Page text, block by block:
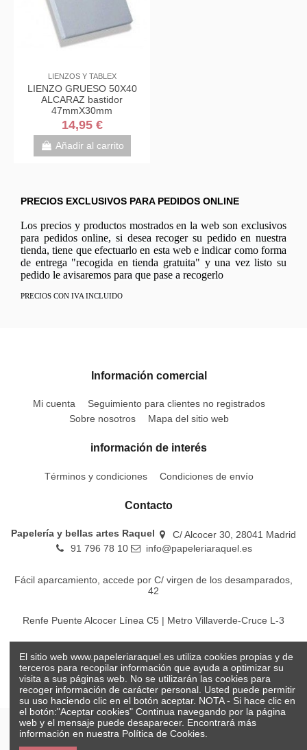
LIENZOS Y TABLEX
LIENZO GRUESO 50X40
ALCARAZ bastidor
47mmX30mm
14,95 €
Añadir al carrito
PRECIOS EXCLUSIVOS PARA PEDIDOS ONLINE
Los precios y productos mostrados en la web son exclusivos
para pedidos online, si desea recoger su pedido en nuestra
tienda, tiene que efectuarlo en esta web e indicar como forma
de entrega "recogida en tienda gratuita" y una vez listo su
pedido le avisaremos para que pase a recogerlo
PRECIOS CON IVA INCLUIDO
Información comercial
Mi cuenta
Seguimiento para clientes no registrados
Sobre nosotros
Mapa del sitio web
información de interés
Términos y condiciones Condiciones de envío
Contacto
Papelería y bellas artes Raquel
C/ Alcocer 30, 28041 Madrid
91 796 78 10
info@papeleriaraquel.es
Fácil aparcamiento, accede por C/ virgen de los desamparados,
42
Renfe Puente Alcocer Línea C5 | Metro Villaverde-Cruce L-3
El sitio web www.papeleriaraquel.es utiliza cookies propias y de
terceros para recopilar información que ayuda a optimizar su
visita a sus páginas web. No se utilizarán las cookies para
recoger información de carácter personal. Usted puede permitir
su uso haciendo clic en el botón aceptar. NOTA - Si hace clic en
el botón:"Aceptar cookies" Continua navegando por la página
web y el mensaje puede desaparecer. Encontrará más
información en nuestra Política de Cookies.